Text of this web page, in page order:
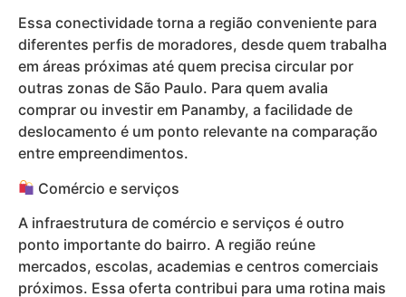
Essa conectividade torna a região conveniente para
diferentes perfis de moradores, desde quem trabalha
em áreas próximas até quem precisa circular por
outras zonas de São Paulo. Para quem avalia
comprar ou investir em Panamby, a facilidade de
deslocamento é um ponto relevante na comparação
entre empreendimentos.
Comércio e serviços
A infraestrutura de comércio e serviços é outro
ponto importante do bairro. A região reúne
mercados, escolas, academias e centros comerciais
próximos. Essa oferta contribui para uma rotina mais